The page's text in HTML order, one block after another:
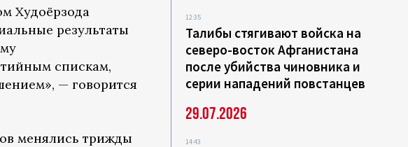
Худоёрзода
результаты
спискам,
— говорится
менялись трижды
12:35
Талибы стягивают войска на
северо-восток Афганистана
после убийства чиновника и
серии нападений повстанцев
29.07.2026
14:43